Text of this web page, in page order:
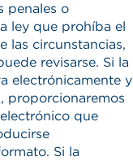
penales o
ley que prohíba el
las circunstancias,
revisarse. Si la
electrónicamente y
proporcionaremos
que
Si la